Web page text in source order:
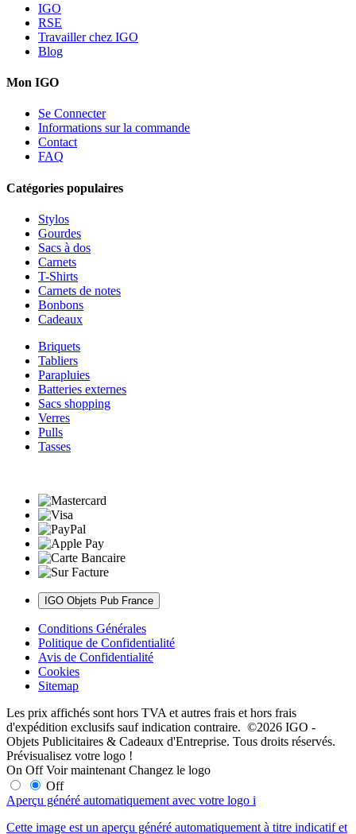
IGO
RSE
Travailler chez IGO
Blog
Mon IGO
Se Connecter
Informations sur la commande
Contact
FAQ
Catégories populaires
Stylos
Gourdes
Sacs à dos
Carnets
T-Shirts
Carnets de notes
Bonbons
Cadeaux
Briquets
Tabliers
Parapluies
Batteries externes
Sacs shopping
Verres
Pulls
Tasses
IGO Objets Pub France
Conditions Générales
Politique de Confidentialité
Avis de Confidentialité
Cookies
Sitemap
Les prix affichés sont hors TVA et autres frais et hors frais
d'expédition exclusifs sauf indication contraire. ©2026 IGO -
Objets Publicitaires & Cadeaux d'Entreprise. Tous droits réservés.
Prévisualisez votre logo !
On Off Voir maintenant Changez le logo
Off
Aperçu généré automatiquement avec votre logo i
Cette image est un aperçu généré automatiquement à titre indicatif et